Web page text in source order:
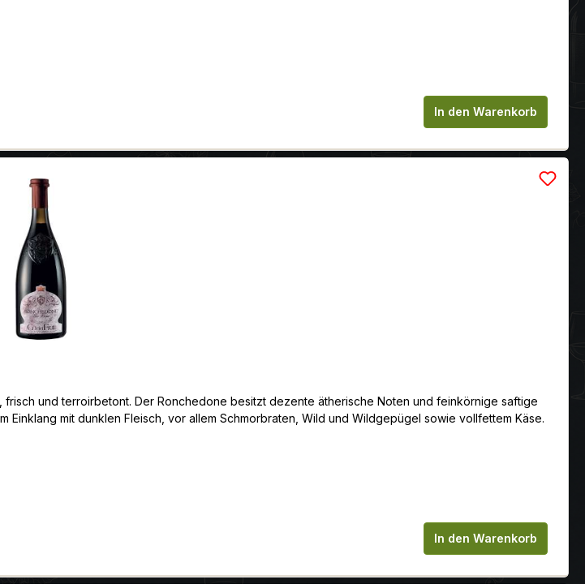
benutze die Schaltflächen um die Anzahl zu erhöhen oder
In den Warenkorb
frisch und terroirbetont. Der Ronchedone besitzt dezente ätherische Noten und feinkörnige saftige
mit dunklen Fleisch, vor allem Schmorbraten, Wild und Wildgepügel sowie vollfettem Käse.
benutze die Schaltflächen um die Anzahl zu erhöhen oder
In den Warenkorb